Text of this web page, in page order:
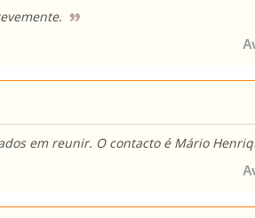
em reunir. O contacto é Mário